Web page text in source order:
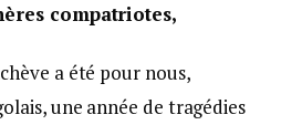
compatriotes,
a été pour nous,
une année de tragédies